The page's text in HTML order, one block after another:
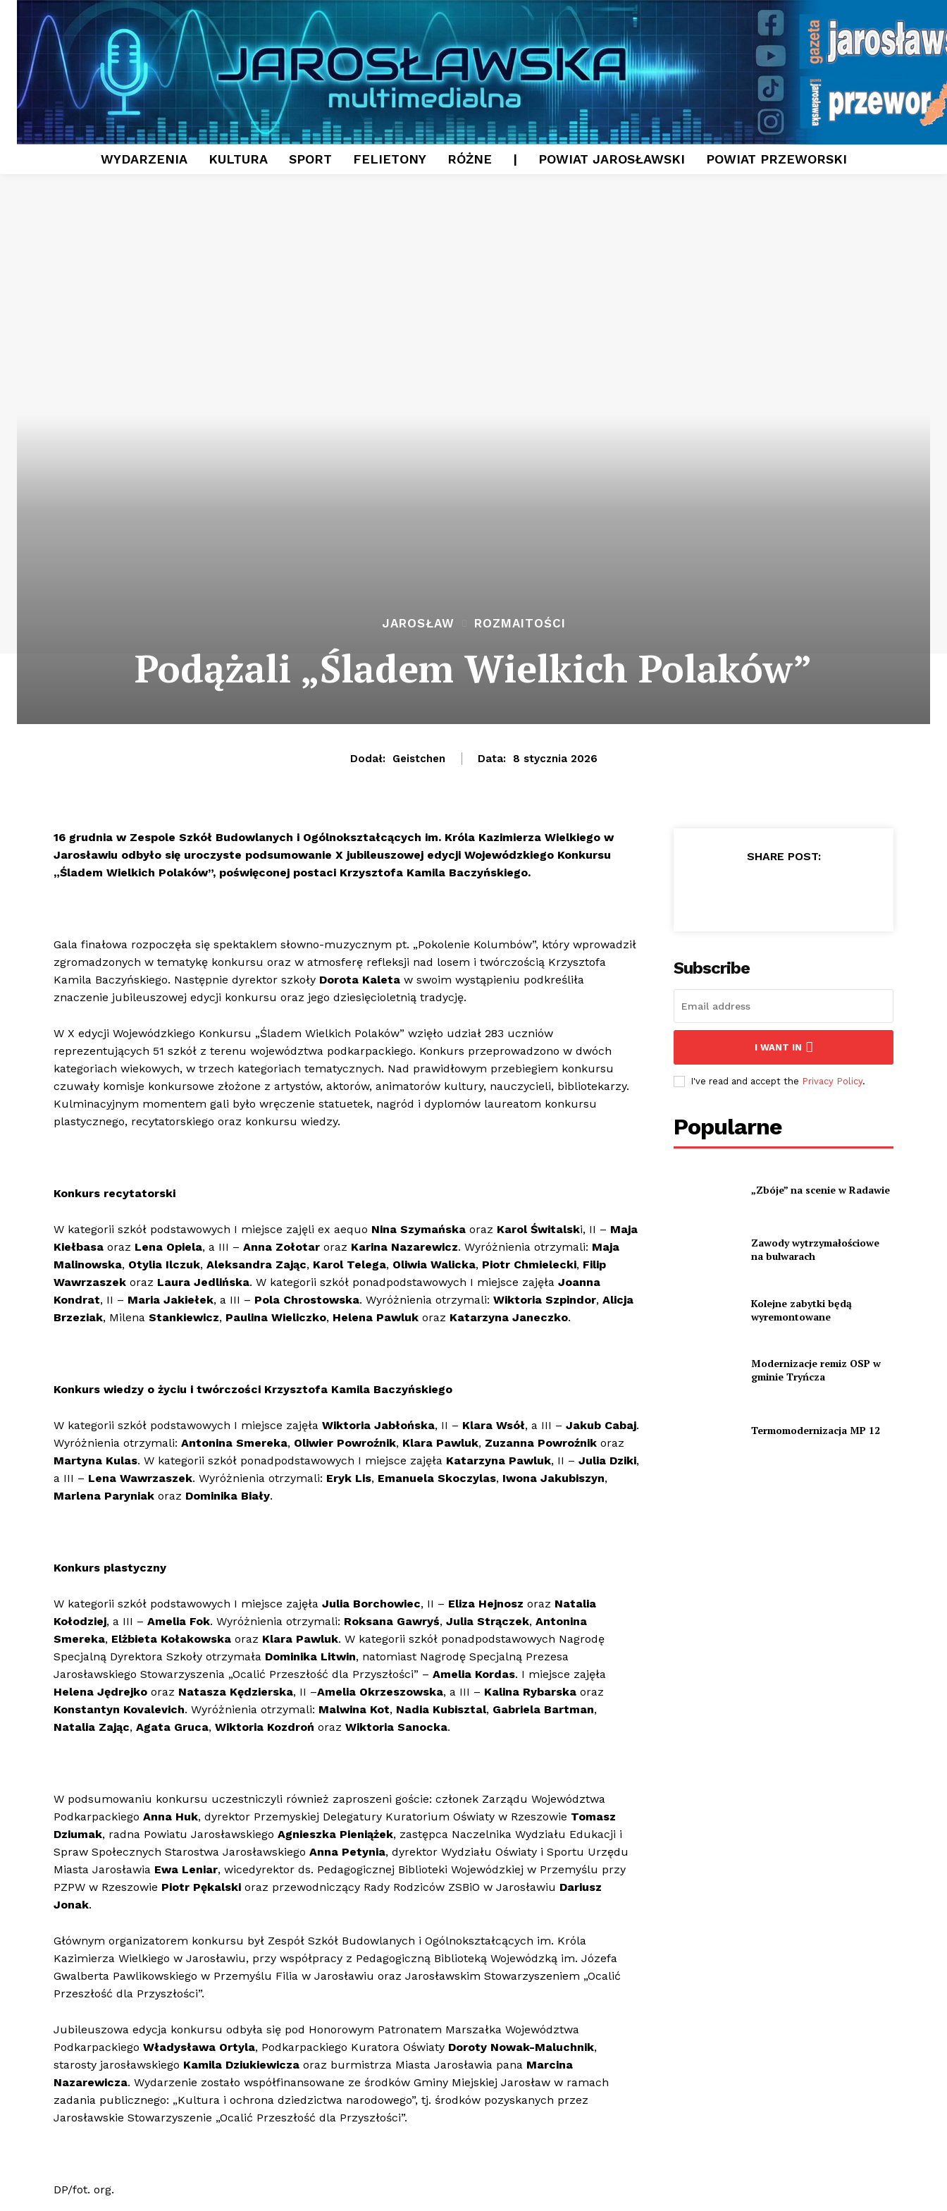
WYDARZENIA KULTURA SPORT FELIETONY RÓŻNE | POWIAT JAROSŁAWSKI POWIAT PRZEWORSKI
JAROSŁAW ROZMAITOŚCI
Podążali „Śladem Wielkich Polaków”
Dodał: Geistchen Data: 8 stycznia 2026
16 grudnia w Zespole Szkół Budowlanych i Ogólnokształcących im. Króla Kazimierza Wielkiego w
Jarosławiu odbyło się uroczyste podsumowanie X jubileuszowej edycji Wojewódzkiego Konkursu
„Śladem Wielkich Polaków”, poświęconej postaci Krzysztofa Kamila Baczyńskiego.
Gala finałowa rozpoczęła się spektaklem słowno-muzycznym pt. „Pokolenie Kolumbów”, który wprowadził
zgromadzonych w tematykę konkursu oraz w atmosferę refleksji nad losem i twórczością Krzysztofa
Kamila Baczyńskiego. Następnie dyrektor szkoły Dorota Kaleta w swoim wystąpieniu podkreśliła
znaczenie jubileuszowej edycji konkursu oraz jego dziesięcioletnią tradycję.
W X edycji Wojewódzkiego Konkursu „Śladem Wielkich Polaków” wzięło udział 283 uczniów
reprezentujących 51 szkół z terenu województwa podkarpackiego. Konkurs przeprowadzono w dwóch
kategoriach wiekowych, w trzech kategoriach tematycznych. Nad prawidłowym przebiegiem konkursu
czuwały komisje konkursowe złożone z artystów, aktorów, animatorów kultury, nauczycieli, bibliotekarzy.
Kulminacyjnym momentem gali było wręczenie statuetek, nagród i dyplomów laureatom konkursu
plastycznego, recytatorskiego oraz konkursu wiedzy.
Konkurs recytatorski
W kategorii szkół podstawowych I miejsce zajęli ex aequo Nina Szymańska oraz Karol Świtalski, II – Maja
Kiełbasa oraz Lena Opiela, a III – Anna Zołotar oraz Karina Nazarewicz. Wyróżnienia otrzymali: Maja
Malinowska, Otylia Ilczuk, Aleksandra Zając, Karol Telega, Oliwia Walicka, Piotr Chmielecki, Filip
Wawrzaszek oraz Laura Jedlińska. W kategorii szkół ponadpodstawowych I miejsce zajęła Joanna
Kondrat, II – Maria Jakiełek, a III – Pola Chrostowska. Wyróżnienia otrzymali: Wiktoria Szpindor, Alicja
Brzeziak, Milena Stankiewicz, Paulina Wieliczko, Helena Pawluk oraz Katarzyna Janeczko.
Konkurs wiedzy o życiu i twórczości Krzysztofa Kamila Baczyńskiego
W kategorii szkół podstawowych I miejsce zajęła Wiktoria Jabłońska, II – Klara Wsół, a III – Jakub Cabaj.
Wyróżnienia otrzymali: Antonina Smereka, Oliwier Powroźnik, Klara Pawluk, Zuzanna Powroźnik oraz
Martyna Kulas. W kategorii szkół ponadpodstawowych I miejsce zajęła Katarzyna Pawluk, II – Julia Dziki,
a III – Lena Wawrzaszek. Wyróżnienia otrzymali: Eryk Lis, Emanuela Skoczylas, Iwona Jakubiszyn,
Marlena Paryniak oraz Dominika Biały.
Konkurs plastyczny
W kategorii szkół podstawowych I miejsce zajęła Julia Borchowiec, II – Eliza Hejnosz oraz Natalia
Kołodziej, a III – Amelia Fok. Wyróżnienia otrzymali: Roksana Gawryś, Julia Strączek, Antonina
Smereka, Elżbieta Kołakowska oraz Klara Pawluk. W kategorii szkół ponadpodstawowych Nagrodę
Specjalną Dyrektora Szkoły otrzymała Dominika Litwin, natomiast Nagrodę Specjalną Prezesa
Jarosławskiego Stowarzyszenia „Ocalić Przeszłość dla Przyszłości” – Amelia Kordas. I miejsce zajęła
Helena Jędrejko oraz Natasza Kędzierska, II –Amelia Okrzeszowska, a III – Kalina Rybarska oraz
Konstantyn Kovalevich. Wyróżnienia otrzymali: Malwina Kot, Nadia Kubisztal, Gabriela Bartman,
Natalia Zając, Agata Gruca, Wiktoria Kozdroń oraz Wiktoria Sanocka.
W podsumowaniu konkursu uczestniczyli również zaproszeni goście: członek Zarządu Województwa
Podkarpackiego Anna Huk, dyrektor Przemyskiej Delegatury Kuratorium Oświaty w Rzeszowie Tomasz
Dziumak, radna Powiatu Jarosławskiego Agnieszka Pieniążek, zastępca Naczelnika Wydziału Edukacji i
Spraw Społecznych Starostwa Jarosławskiego Anna Petynia, dyrektor Wydziału Oświaty i Sportu Urzędu
Miasta Jarosławia Ewa Leniar, wicedyrektor ds. Pedagogicznej Biblioteki Wojewódzkiej w Przemyślu przy
PZPW w Rzeszowie Piotr Pękalski oraz przewodniczący Rady Rodziców ZSBiO w Jarosławiu Dariusz
Jonak.
Głównym organizatorem konkursu był Zespół Szkół Budowlanych i Ogólnokształcących im. Króla
Kazimierza Wielkiego w Jarosławiu, przy współpracy z Pedagogiczną Biblioteką Wojewódzką im. Józefa
Gwalberta Pawlikowskiego w Przemyślu Filia w Jarosławiu oraz Jarosławskim Stowarzyszeniem „Ocalić
Przeszłość dla Przyszłości”.
Jubileuszowa edycja konkursu odbyła się pod Honorowym Patronatem Marszałka Województwa
Podkarpackiego Władysława Ortyla, Podkarpackiego Kuratora Oświaty Doroty Nowak-Maluchnik,
starosty jarosławskiego Kamila Dziukiewicza oraz burmistrza Miasta Jarosławia pana Marcina
Nazarewicza. Wydarzenie zostało współfinansowane ze środków Gminy Miejskiej Jarosław w ramach
zadania publicznego: „Kultura i ochrona dziedzictwa narodowego”, tj. środków pozyskanych przez
Jarosławskie Stowarzyszenie „Ocalić Przeszłość dla Przyszłości”.
DP/fot. org.
SHARE POST:
Subscribe
I WANT IN
I've read and accept the Privacy Policy.
Popularne
„Zbóje” na scenie w Radawie
Zawody wytrzymałościowe
na bulwarach
Kolejne zabytki będą
wyremontowane
Modernizacje remiz OSP w
gminie Tryńcza
Termomodernizacja MP 12